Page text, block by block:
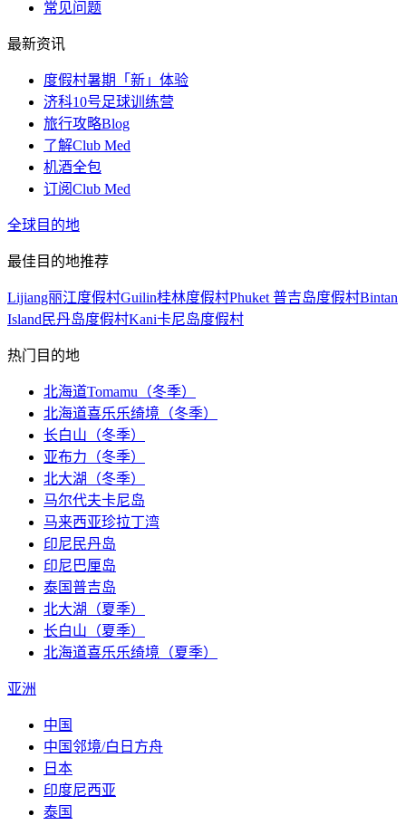
常见问题
最新资讯
度假村暑期「新」体验
济科10号足球训练营
旅行攻略Blog
了解Club Med
机酒全包
订阅Club Med
全球目的地
最佳目的地推荐
Lijiang丽江度假村Guilin桂林度假村Phuket 普吉岛度假村Bintan
Island民丹岛度假村Kani卡尼岛度假村
热门目的地
北海道Tomamu（冬季）
北海道喜乐乐绮境（冬季）
长白山（冬季）
亚布力（冬季）
北大湖（冬季）
马尔代夫卡尼岛
马来西亚珍拉丁湾
印尼民丹岛
印尼巴厘岛
泰国普吉岛
北大湖（夏季）
长白山（夏季）
北海道喜乐乐绮境（夏季）
亚洲
中国
中国邻境/白日方舟
日本
印度尼西亚
泰国